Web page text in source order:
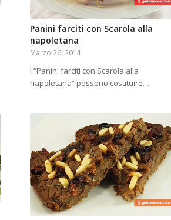
Panini farciti con Scarola alla
napoletana
Marzo 26, 2014
I “Panini farciti con Scarola alla
napoletana” possono costituire…